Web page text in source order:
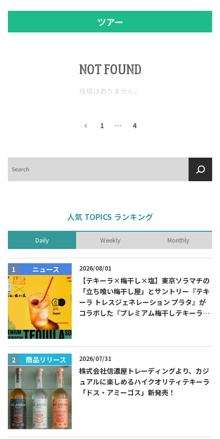
ツアー
NOT FOUND
投稿はありません。
1 … 4
索
人気 TOPICS ランキング
Daily Weekly Monthly
ニュース 2026/08/01
【テキーラ×梅干し×塩】東京ソラマチの
「立ち喰い梅干し屋」とサントリー『テキ
ーラ トレスジェネレーション プラタ』が
コラボした『プレミアム梅干しテキーラソ
商品リリース 2026/07/31
株式会社信濃屋トレーディングより、カジ
ュアルに楽しめるハイクオリティテキーラ
「ドス・アミーゴス」新発売！